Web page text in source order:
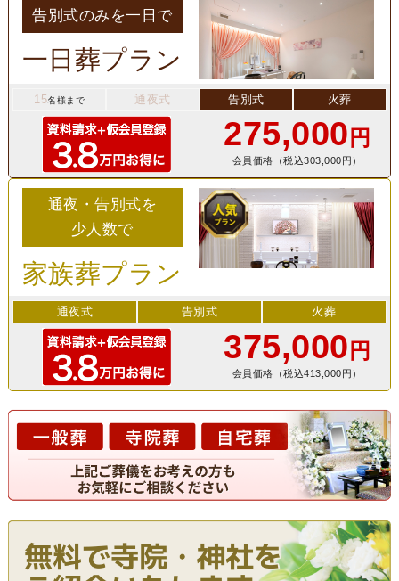
告別式のみを一日で
一日葬プラン
15名様まで 通夜式 告別式 火葬
275,000 円
会員価格（税込303,000円）
通夜・告別式を
少人数で
家族葬プラン
通夜式 告別式 火葬
375,000 円
会員価格（税込413,000円）